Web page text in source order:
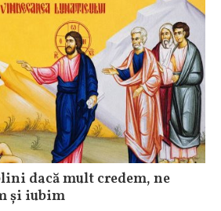
dacă mult credem, ne
și iubim